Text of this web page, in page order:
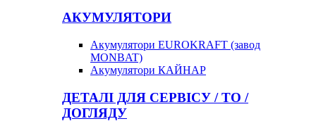
АКУМУЛЯТОРИ
Акумулятори EUROKRAFT (завод
MONBAT)
Акумулятори КАЙНАР
ДЕТАЛІ ДЛЯ СЕРВІСУ / ТО /
ДОГЛЯДУ